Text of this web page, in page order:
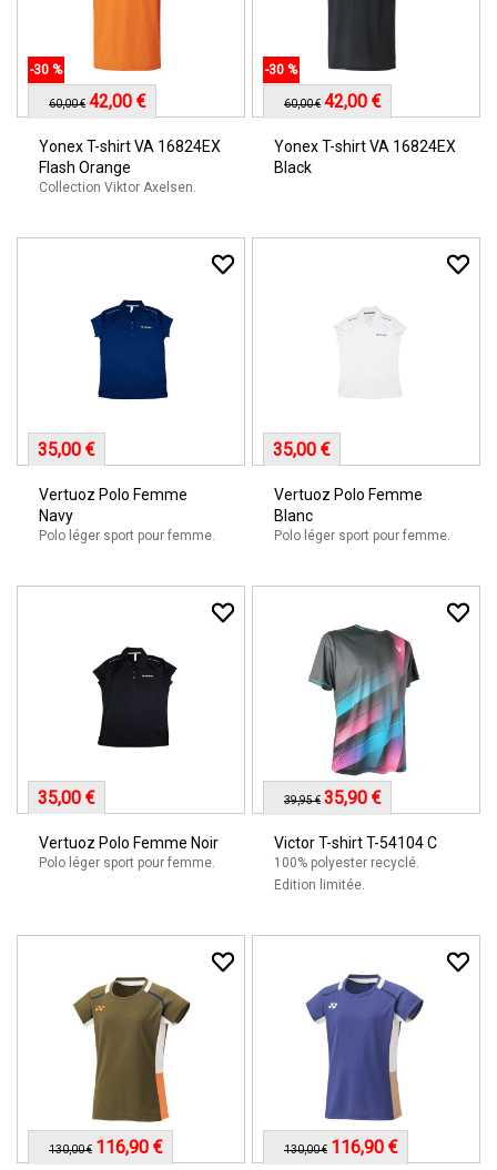
Yonex T-shirt VA 16824EX
Flash Orange
Collection Viktor Axelsen.
-30 %
60,00 € 42,00 €
Yonex T-shirt VA 16824EX
Black
-30 %
60,00 € 42,00 €
Vertuoz Polo Femme
Navy
Polo léger sport pour femme.
35,00 €
Vertuoz Polo Femme
Blanc
Polo léger sport pour femme.
35,00 €
Vertuoz Polo Femme Noir
Polo léger sport pour femme.
35,00 €
Victor T-shirt T-54104 C
100% polyester recyclé.
Edition limitée.
39,95 € 35,90 €
130,00 € 116,90 € 130,00 € 116,90 €